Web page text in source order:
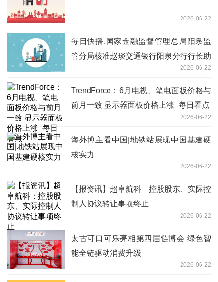
2026-06-22
每日快播:国家金融监督管理总局阳泉监
管分局核准赵琰交通银行阳泉分行行长助
2026-06-22
TrendForce：6月电视、笔电面板价格与
前月一致 显示器面板价格上涨_每日看点
2026-06-22
海外博主看中国|地铁站展现中国基建硬
核实力
2026-06-22
【报资讯】超卓航科：控股股东、实际控
制人协议转让事项终止
2026-06-22
太古可口可乐亮相第四届链博会 绿色智
能全链驱动消费升级
2026-06-22